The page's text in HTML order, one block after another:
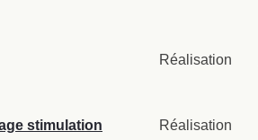
Réalisation
stimulation
Réalisation